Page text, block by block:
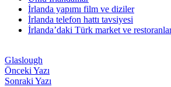
İrlanda yapımı film ve diziler
İrlanda telefon hattı tavsiyesi
İrlanda’daki Türk market ve
Glaslough
Önceki Yazı
Sonraki Yazı